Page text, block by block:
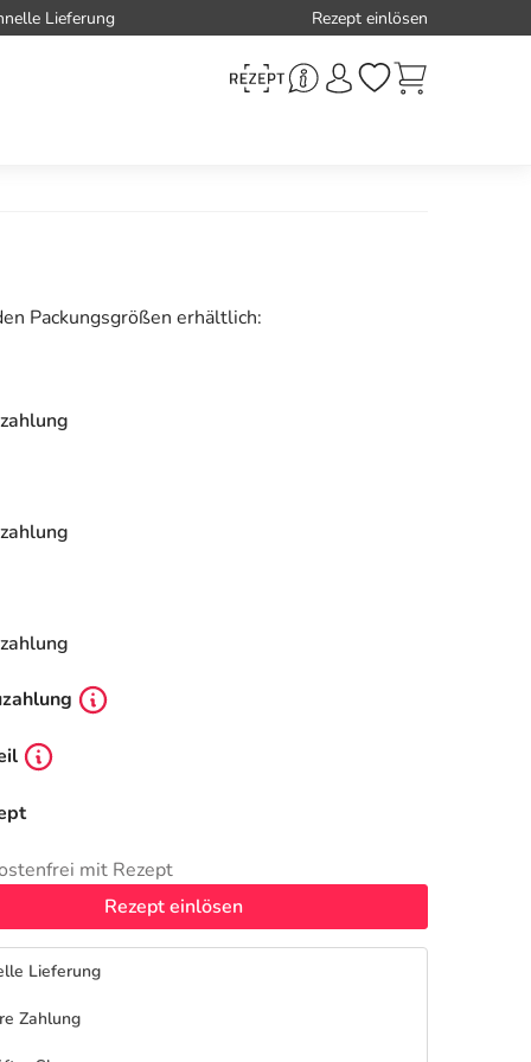
Lieferung Rezept einlösen
Packungsgrößen erhältlich:
mit Rezept
Rezept einlösen
Lieferung
Zahlung